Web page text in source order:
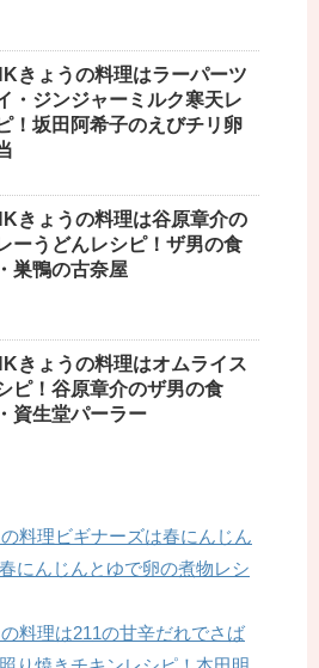
きょうの料理はラーパーツ
・ジンジャーミルク寒天レ
！坂田阿希子のえびチリ卵
きょうの料理は谷原章介の
ーうどんレシピ！ザ男の食
巣鴨の古奈屋
きょうの料理はオムライス
ピ！谷原章介のザ男の食
資生堂パーラー
料理ビギナーズは春にんじん
にんじんとゆで卵の煮物レシ
料理は211の甘辛だれでさば